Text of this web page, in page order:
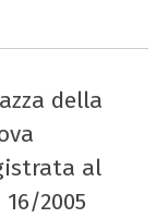
della
al
2005